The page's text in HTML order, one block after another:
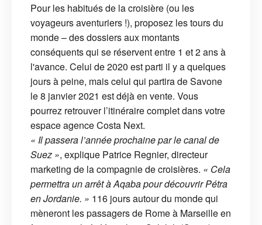
Pour les habitués de la croisière (ou les
voyageurs aventuriers !), proposez les tours du
monde – des dossiers aux montants
conséquents qui se réservent entre 1 et 2 ans à
l'avance. Celui de 2020 est parti il y a quelques
jours à peine, mais celui qui partira de Savone
le 8 janvier 2021 est déjà en vente. Vous
pourrez retrouver l’itinéraire complet dans votre
espace agence Costa Next.
« Il passera l’année prochaine par le canal de
Suez », explique Patrice Regnier, directeur
marketing de la compagnie de croisières. « Cela
permettra un arrêt à Aqaba pour découvrir Pétra
en Jordanie. » 116 jours autour du monde qui
mèneront les passagers de Rome à Marseille en